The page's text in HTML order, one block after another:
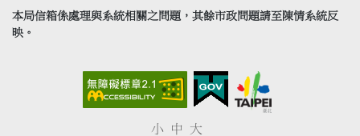
本局信箱係處理與系統相關之問題，其餘市政問題請至陳情系統反
映。
小 中 大